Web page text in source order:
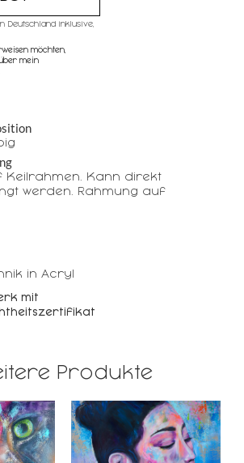
Deutschland inklusive,
möchten,
mein
Keilrahmen. Kann direkt
werden. Rahmung auf
in Acryl
mit
Produkte